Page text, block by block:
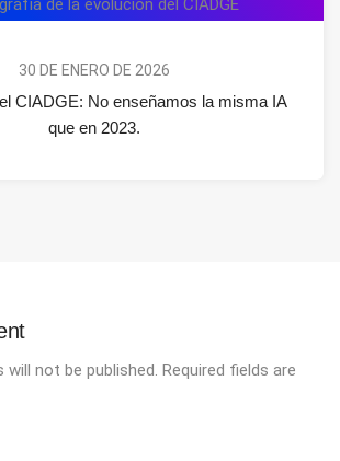
30 DE ENERO DE 2026
CIADGE: No enseñamos la misma IA
que en 2023.
will not be published. Required fields are